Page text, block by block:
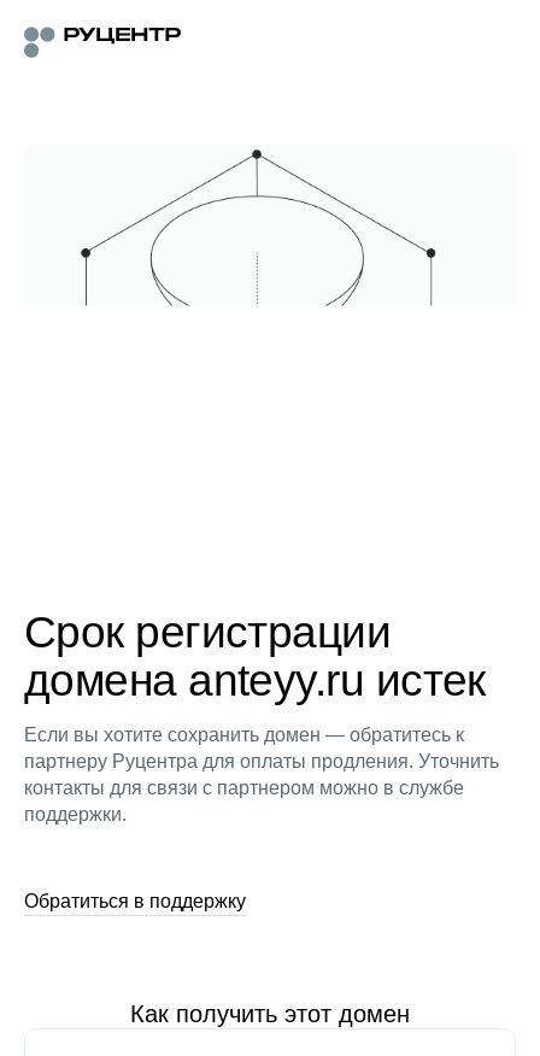
Срок регистрации
домена anteyy.ru истек
Если вы хотите сохранить домен — обратитесь к
партнеру Руцентра для оплаты продления. Уточнить
контакты для связи с партнером можно в службе
поддержки.
Обратиться в поддержку
Как получить этот домен